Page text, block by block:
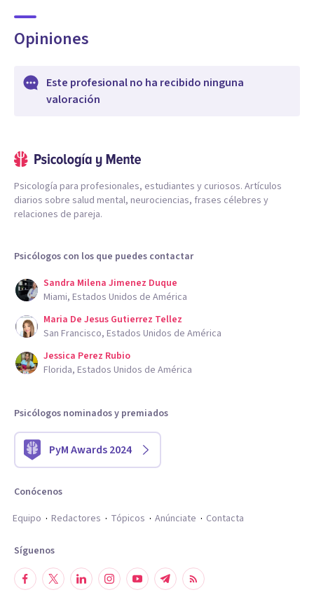
Opiniones
Este profesional no ha recibido ninguna
valoración
Psicología para profesionales, estudiantes y curiosos. Artículos
diarios sobre salud mental, neurociencias, frases célebres y
relaciones de pareja.
Psicólogos con los que puedes contactar
Sandra Milena Jimenez Duque
Miami, Estados Unidos de América
Maria De Jesus Gutierrez Tellez
San Francisco, Estados Unidos de América
Jessica Perez Rubio
Florida, Estados Unidos de América
Psicólogos nominados y premiados
PyM Awards 2024
Conócenos
Equipo
Redactores Tópicos Anúnciate Contacta
Síguenos